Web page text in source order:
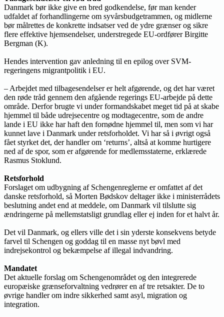
Danmark bør ikke give en bred godkendelse, før man kender
udfaldet af forhandlingerne om syvårsbudgetrammen, og midlerne
bør målrettes de konkrette indsatser ved de ydre grænser og sikre
flere effektive hjemsendelser, understregede EU-ordfører Birgitte
Bergman (K).
Hendes intervention gav anledning til en epilog over SVM-
regeringens migrantpolitik i EU.
– Arbejdet med tilbagesendelser er helt afgørende, og det har været
den røde tråd gennem den afgående regerings EU-arbejde på dette
område. Derfor brugte vi under formandskabet meget tid på at skabe
hjemmel til både udrejsecentre og modtagecentre, som de andre
lande i EU ikke har haft den fornødne hjemmel til, men som vi har
kunnet lave i Danmark under retsforholdet. Vi har så i øvrigt også
fået styrket det, der handler om ‘returns’, altså at komme hurtigere
ned af de spor, som er afgørende for medlemsstaterne, erklærede
Rasmus Stoklund.
Retsforhold
Forslaget om udbygning af Schengenreglerne er omfattet af det
danske retsforhold, så Morten Bødskov deltager ikke i ministerrådets
beslutning andet end at meddele, om Danmark vil tilslutte sig
ændringerne på mellemstatsligt grundlag eller ej inden for et halvt år.
Det vil Danmark, og ellers ville det i sin yderste konsekvens betyde
farvel til Schengen og goddag til en masse nyt bøvl med
indrejsekontrol og bekæmpelse af illegal indvandring.
Mandatet
Det aktuelle forslag om Schengenområdet og den integrerede
europæiske grænseforvaltning vedrører en af tre retsakter. De to
øvrige handler om indre sikkerhed samt asyl, migration og
integration.